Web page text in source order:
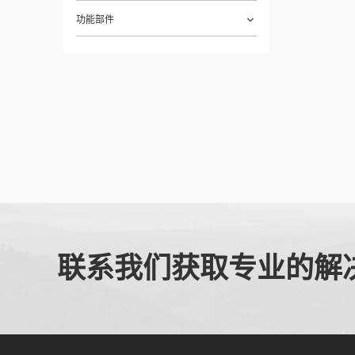
功能部件
联系我们获取专业的解